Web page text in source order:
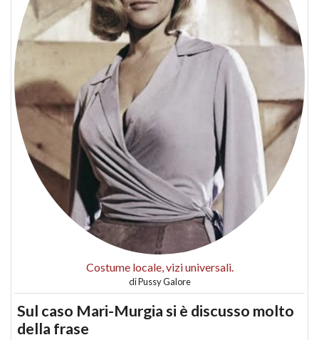
Costume locale, vizi universali.
diPussy Galore
Sul caso Mari-Murgia si è discusso molto
della frase